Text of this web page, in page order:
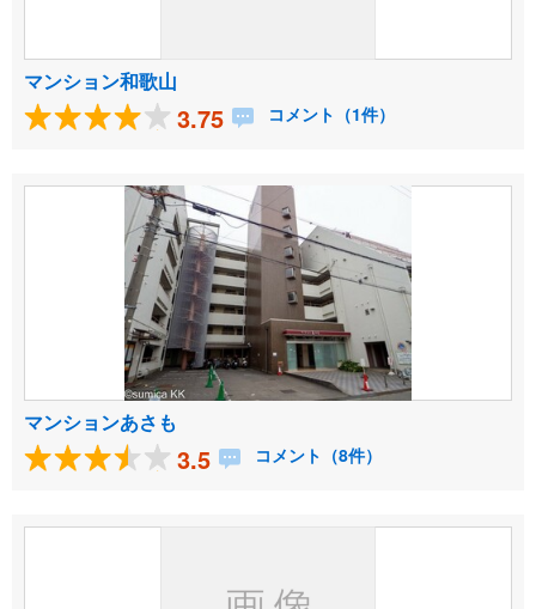
マンション和歌山
3.75 コメント（1件）
マンションあさも
3.5 コメント（8件）